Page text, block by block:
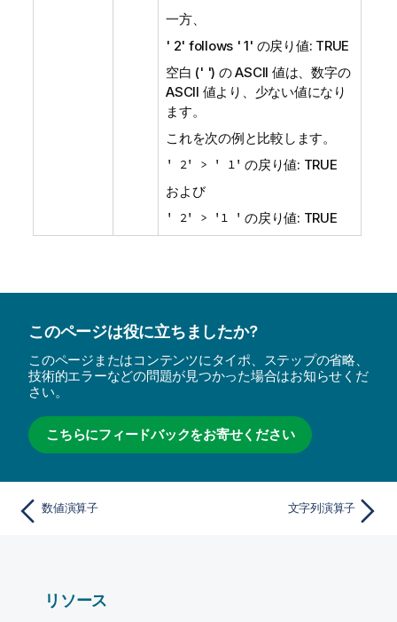
一方、
' 2' follows ' 1' の戻り値: TRUE
空白 (' ') の ASCII 値は、数字の
ASCII 値より、少ない値になり
ます。
これを次の例と比較します。
' 2' > ' 1' の戻り値: TRUE
および
' 2' > '1 ' の戻り値: TRUE
このページは役に立ちましたか?
このページまたはコンテンツにタイポ、ステップの省略、
技術的エラーなどの問題が見つかった場合はお知らせくだ
さい。
こちらにフィードバックをお寄せください
数値演算子 文字列演算子
リソース